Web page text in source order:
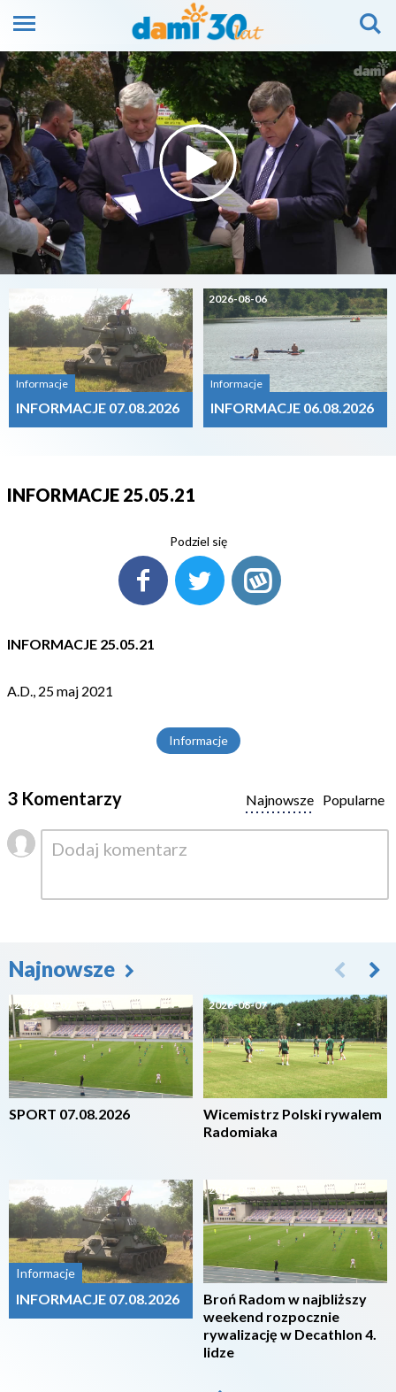
Informacje
INFORMACJE 07.08.2026
2026-08-06
Informacje
INFORMACJE 06.08.2026
INFORMACJE 25.05.21
Podziel się
INFORMACJE 25.05.21
A.D., 25 maj 2021
Informacje
3 Komentarzy Popularne
Najnowsze
Najnowsze
2026-08-07
SPORT 07.08.2026
Informacje
INFORMACJE 07.08.2026
2026-08-07
Wicemistrz Polski rywalem
Radomiaka
2026-08-07
Broń Radom w najbliższy
weekend rozpocznie
rywalizację w Decathlon 4.
lidze